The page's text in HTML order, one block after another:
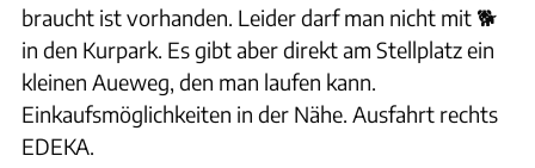
braucht ist vorhanden. Leider darf man nicht mit 🐕
in den Kurpark. Es gibt aber direkt am Stellplatz ein
kleinen Aueweg, den man laufen kann.
Einkaufsmöglichkeiten in der Nähe. Ausfahrt rechts
EDEKA.